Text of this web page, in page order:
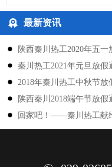
最新资讯
陕西秦川热工2020年五一
秦川热工2021年元旦放假
2018年秦川热工中秋节放
陕西秦川2018端午节放假
回家吧！——秦川热工献